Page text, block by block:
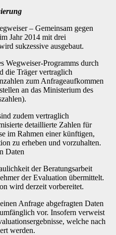
– Gemeinsam gegen
Jahr 2014 mit drei
sukzessive ausgebaut.
Wegweiser-Programms durch
die Träger vertraglich
zum Anfrageaufkommen
an das Ministerium des
zudem vertraglich
detaillierte Zahlen für
im Rahmen einer künftigen,
zu erheben und vorzuhalten.
Daten
der Beratungsarbeit
der Evaluation übermittelt.
wird derzeit vorbereitet.
Anfrage abgefragten Daten
vor. Insofern verweist
welche nach
werden.